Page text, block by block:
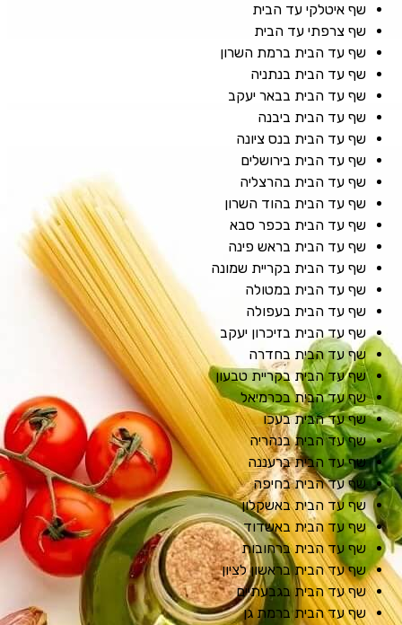
שף איטלקי עד הבית
שף צרפתי עד הבית
שף עד הבית ברמת השרון
שף עד הבית בנתניה
שף עד הבית בבאר יעקב
שף עד הבית ביבנה
שף עד הבית בנס ציונה
שף עד הבית בירושלים
שף עד הבית בהרצליה
שף עד הבית בהוד השרון
שף עד הבית בכפר סבא
שף עד הבית בראש פינה
שף עד הבית בקריית שמונה
שף עד הבית במטולה
שף עד הבית בעפולה
שף עד הבית בזיכרון יעקב
שף עד הבית בחדרה
שף עד הבית בקריית טבעון
שף עד הבית בכרמיאל
שף עד הבית בעכו
שף עד הבית בנהריה
שף עד הבית ברעננה
שף עד הבית בחיפה
שף עד הבית באשקלון
שף עד הבית באשדוד
שף עד הבית ברחובות
שף עד הבית בראשון לציון
שף עד הבית בגבעתיים
שף עד הבית ברמת גן